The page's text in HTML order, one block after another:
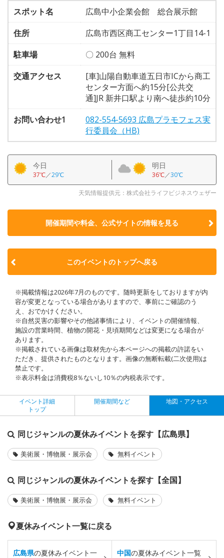
スポット名
広島中小企業会館 総合展示館
住所
広島市西区商工センター1丁目14-1
駐車場
〇 200台 無料
交通アクセス
[車]山陽自動車道五日市ICから商工
センター方面へ約15分[公共交
通]JR 新井口駅より南へ徒歩約10分
お問い合わせ1
082-554-5693 広島プラモフェス実
行委員会（HB)
今日
37℃／29℃
明日
36℃／30℃
天気情報提供元：株式会社ライフビジネスウェザー
開催期間や料金、公式サイトの情報を見る
このイベントのトップへ戻る
※掲載情報は2026年7月のものです。随時更新をしておりますが内
容が変更となっている場合がありますので、事前にご確認のう
え、おでかけください。
※自然災害の影響やその他諸事情により、イベントの開催情報、
施設の営業時間、植物の開花・見頃期間などは変更になる場合が
あります。
※掲載されている画像は取材先から本ページへの掲載の許諾をい
ただき、提供されたものとなります。画像の無断転載(二次使用)は
禁止です。
※表示料金は消費税8％ないし10％の内税表示です。
イベント詳細
トップ
開催期間など 地図・アクセス
同じジャンルの夏休みイベントを探す【広島県】
美術展・博物展・展示会 無料イベント
同じジャンルの夏休みイベントを探す【全国】
美術展・博物展・展示会 無料イベント
夏休みイベント一覧に戻る
広島県の夏休みイベント一 中国の夏休みイベント一覧